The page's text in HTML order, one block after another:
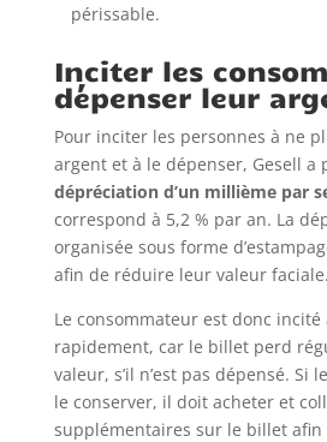
périssable.
Inciter les
dépenser leur
Pour inciter les personnes à ne
argent et à le dépenser, Gesell a
dépréciation d’un millième par
correspond à 5,2 % par an. La
organisée sous forme
afin de réduire leur valeur faciale.
Le consommateur est donc incité
rapidement, car le billet perd
valeur, s’il n’est pas dépensé. Si
le conserver, il doit acheter et
supplémentaires sur le billet